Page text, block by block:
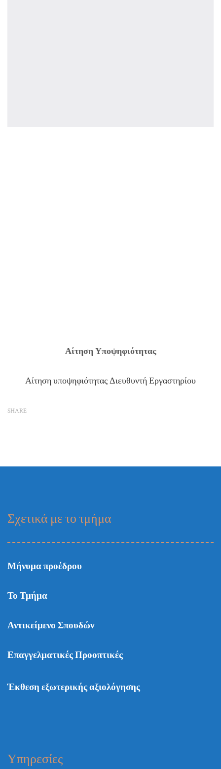
Αίτηση Υποψηφιότητας
Αίτηση υποψηφιότητας Διευθυντή Εργαστηρίου
SHARE
Σχετικά με το τμήμα
Μήνυμα προέδρου
Το Τμήμα
Αντικείμενο Σπουδών
Επαγγελματικές Προοπτικές
Έκθεση εξωτερικής αξιολόγησης
Υπηρεσίες